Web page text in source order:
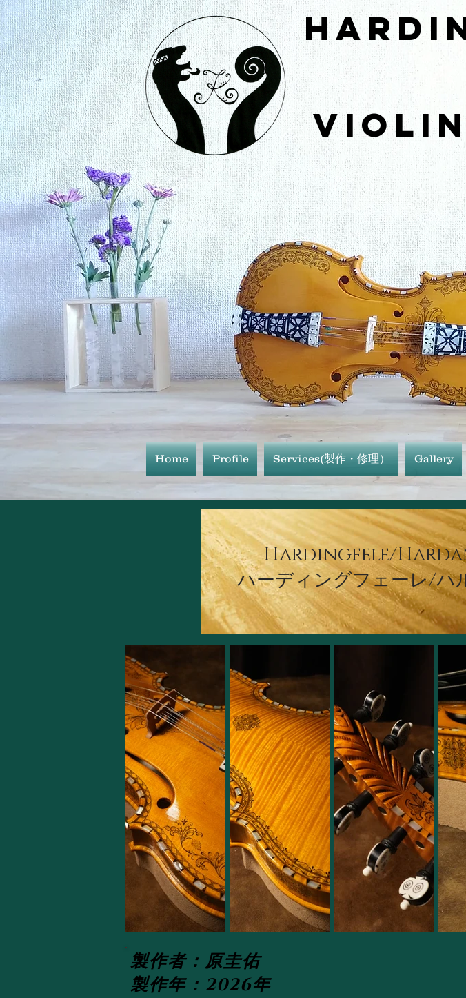
Home Profile Services(製作・修理） Gallery
Hardingfele/
ハーディングフェーレ/
製作者：原圭佑
​製作年：2026年